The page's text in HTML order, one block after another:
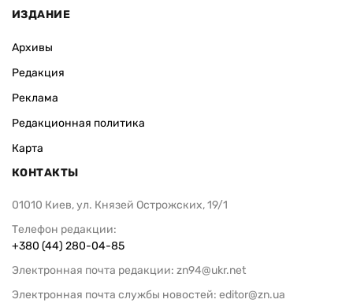
ИЗДАНИЕ
Архивы
Редакция
Реклама
Редакционная политика
Карта
КОНТАКТЫ
01010 Киев, ул. Князей Острожских, 19/1
Телефон редакции:
+380 (44) 280-04-85
Электронная почта редакции: zn94@ukr.net
Электронная почта службы новостей: editor@zn.ua